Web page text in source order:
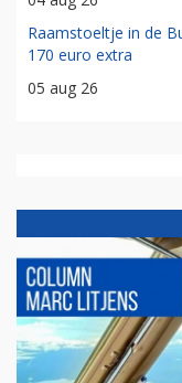
Raamstoeltje in de
170 euro extra
05 aug 26